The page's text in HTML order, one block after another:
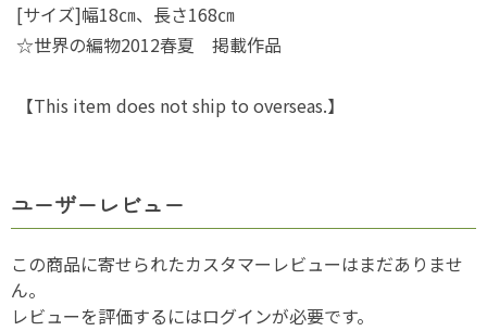
[サイズ]幅18㎝、長さ168㎝
☆世界の編物2012春夏 掲載作品
【This item does not ship to overseas.】
ユーザーレビュー
この商品に寄せられたカスタマーレビューはまだありませ
ん。
レビューを評価するにはログインが必要です。